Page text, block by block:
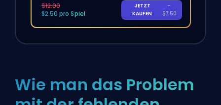
$12.00
$2.50 pro Spiel
JETZT
KAUFEN
-
$7.50
Wie man das Problem